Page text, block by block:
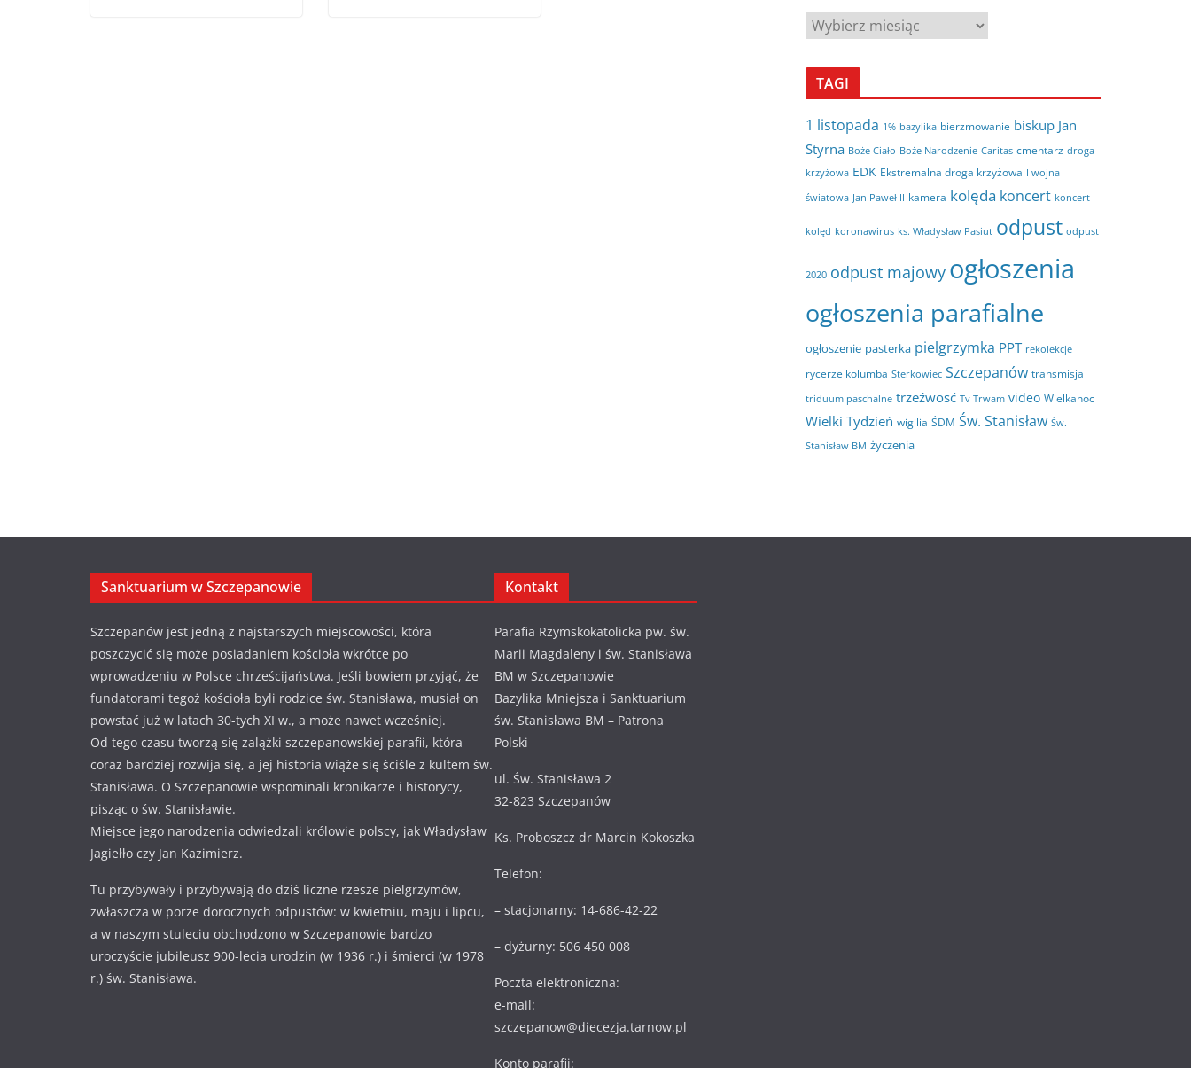
A
r
c
w
a
TAGI
1 listopada 1% bazylika bierzmowanie biskup Jan
Styrna Boże Ciało Boże Narodzenie Caritas cmentarz droga
krzyżowa EDK Ekstremalna droga krzyżowa I wojna
światowa Jan Paweł II kamera kolęda koncert koncert
kolęd koronawirus ks. Władysław Pasiut odpust odpust
2020 odpust majowy ogłoszenia
ogłoszenia parafialne
ogłoszenie pasterka pielgrzymka PPT rekolekcje
rycerze kolumba Sterkowiec Szczepanów transmisja
triduum paschalne trzeźwosć Tv Trwam video Wielkanoc
Wielki Tydzień wigilia ŚDM Św. Stanisław Św.
Stanisław BM życzenia
Sanktuarium w Szczepanowie
Szczepanów jest jedną z najstarszych miejscowości, która
poszczycić się może posiadaniem kościoła wkrótce po
wprowadzeniu w Polsce chrześcijaństwa. Jeśli bowiem przyjąć, że
fundatorami tegoż kościoła byli rodzice św. Stanisława, musiał on
powstać już w latach 30-tych XI w., a może nawet wcześniej.
Od tego czasu tworzą się zalążki szczepanowskiej parafii, która
coraz bardziej rozwija się, a jej historia wiąże się ściśle z kultem św.
Stanisława. O Szczepanowie wspominali kronikarze i historycy,
pisząc o św. Stanisławie.
Miejsce jego narodzenia odwiedzali królowie polscy, jak Władysław
Jagiełło czy Jan Kazimierz.
Tu przybywały i przybywają do dziś liczne rzesze pielgrzymów,
zwłaszcza w porze dorocznych odpustów: w kwietniu, maju i lipcu,
a w naszym stuleciu obchodzono w Szczepanowie bardzo
uroczyście jubileusz 900-lecia urodzin (w 1936 r.) i śmierci (w 1978
r.) św. Stanisława.
Kontakt
Parafia Rzymskokatolicka pw. św.
Marii Magdaleny i św. Stanisława
BM w Szczepanowie
Bazylika Mniejsza i Sanktuarium
św. Stanisława BM – Patrona
Polski
ul. Św. Stanisława 2
32-823 Szczepanów
Ks. Proboszcz dr Marcin Kokoszka
Telefon:
– stacjonarny: 14-686-42-22
– dyżurny: 506 450 008
Poczta elektroniczna:
e-mail:
szczepanow@diecezja.tarnow.pl
Konto parafii: